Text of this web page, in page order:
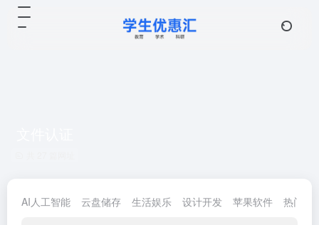
AI人工智能 云盘储存 生活娱乐 设计开发 苹果软件 热门优